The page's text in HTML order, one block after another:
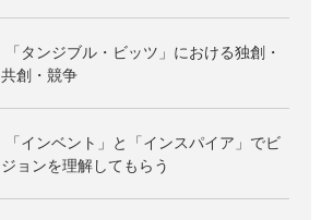
「タンジブル・ビッツ」における独創・
共創・競争
「インベント」と「インスパイア」でビ
ジョンを理解してもらう